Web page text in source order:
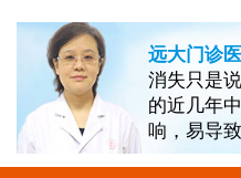
远大门诊
消失只是
的近几年
响，易导